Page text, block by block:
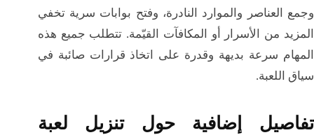
وجمع العناصر والموارد النادرة، وفتح بوابات سرية تخفي
المزيد من الأسرار أو المكافآت القيّمة. تتطلب جميع هذه
المهام سرعة بديهة وقدرة على اتخاذ قرارات صائبة في
سياق اللعبة.
تفاصيل إضافية حول تنزيل لعبة